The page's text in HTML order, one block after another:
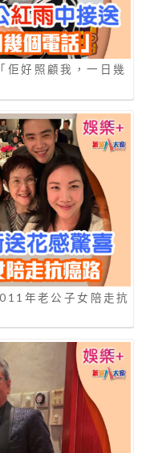
佢好照顧我，一日幾
年老公子女陪走抗